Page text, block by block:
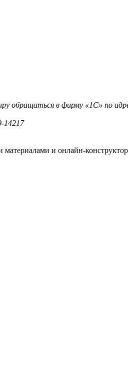
обращаться в фирму «1С» по
14217
и онлайн-